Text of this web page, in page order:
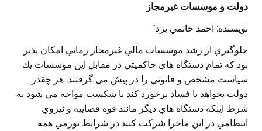
دولت و موسسات غيرمجاز
نويسنده: احمد حاتمي يزد*
جلوگيري از رشد موسسات مالي غيرمجاز زماني امكان پذير
بود كه تمام دستگاه هاي حاكميتي در مقابل اين موسسات يك
سياست مشخص و قانوني را در پيش مي گرفتند. هر چقدر
دولت بخواهد با فساد برخورد كند با شكست مواجه مي شود به
شرط اينكه دستگاه هاي ديگر مانند قوه قضاييه و نيروي
انتظامي در اين ماجرا شركت كنند.در شرايط تورمي همه